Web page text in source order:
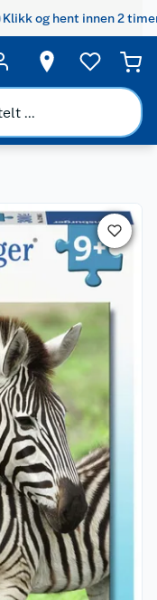
Klikk og hent innen 2